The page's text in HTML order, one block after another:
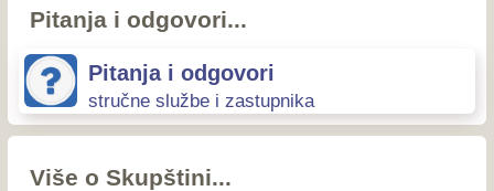
Pitanja i odgovori...
Pitanja i odgovori
stručne službe i zastupnika
Više o Skupštini...